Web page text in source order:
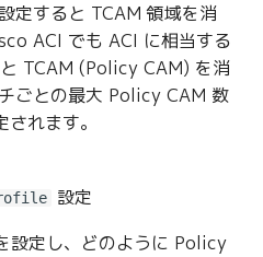
定すると TCAM 領域を消
ACI でも ACI に相当する
TCAM (Policy CAM) を消
ごとの最大 Policy CAM 数
れます。
設定
定し、どのように Policy